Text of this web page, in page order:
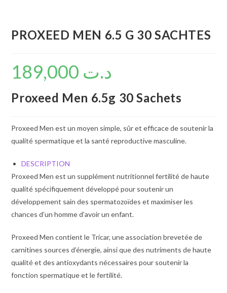
PROXEED MEN 6.5 G 30 SACHTES
د.ت
Proxeed Men 6.5g 30 Sachets
Proxeed Men est un moyen simple, sûr et efficace de soutenir la
qualité spermatique et la santé reproductive masculine.
DESCRIPTION
Proxeed Men est un supplément nutritionnel fertilité de haute
qualité spécifiquement développé pour soutenir un
développement sain des spermatozoïdes et maximiser les
chances d’un homme d’avoir un enfant.
Proxeed Men contient le Tricar, une association brevetée de
carnitines sources d’énergie, ainsi que des nutriments de haute
qualité et des antioxydants nécessaires pour soutenir la
fonction spermatique et le fertilité.